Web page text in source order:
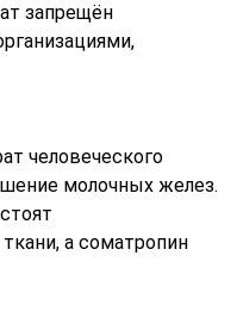
запрещён
человеческого
молочных желез.
а соматропин